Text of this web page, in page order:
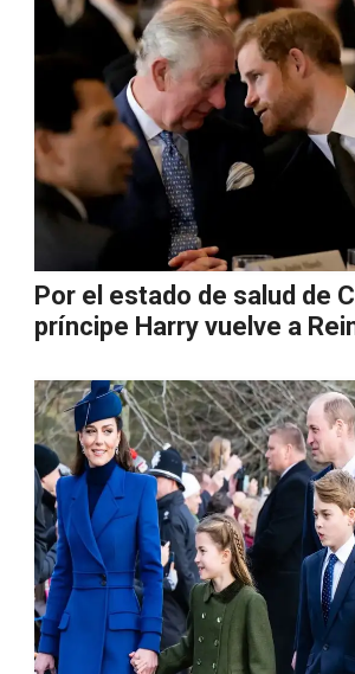
Por el estado de salud de
príncipe Harry vuelve a